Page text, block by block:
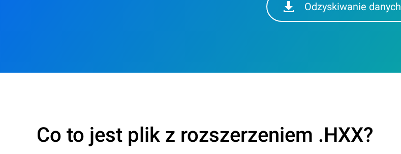
Odzyskiwanie danych
Co to jest plik z rozszerzeniem .HXX?